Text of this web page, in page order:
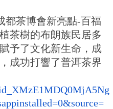
都茶博會新亮點-百福
茶樹的布朗族民居多
予了文化新生命，成
成功打響了普洱茶界
XMzE1MDQ0MjA5Ng
source=